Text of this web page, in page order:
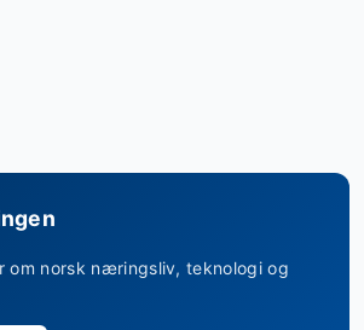
om norsk næringsliv, teknologi og